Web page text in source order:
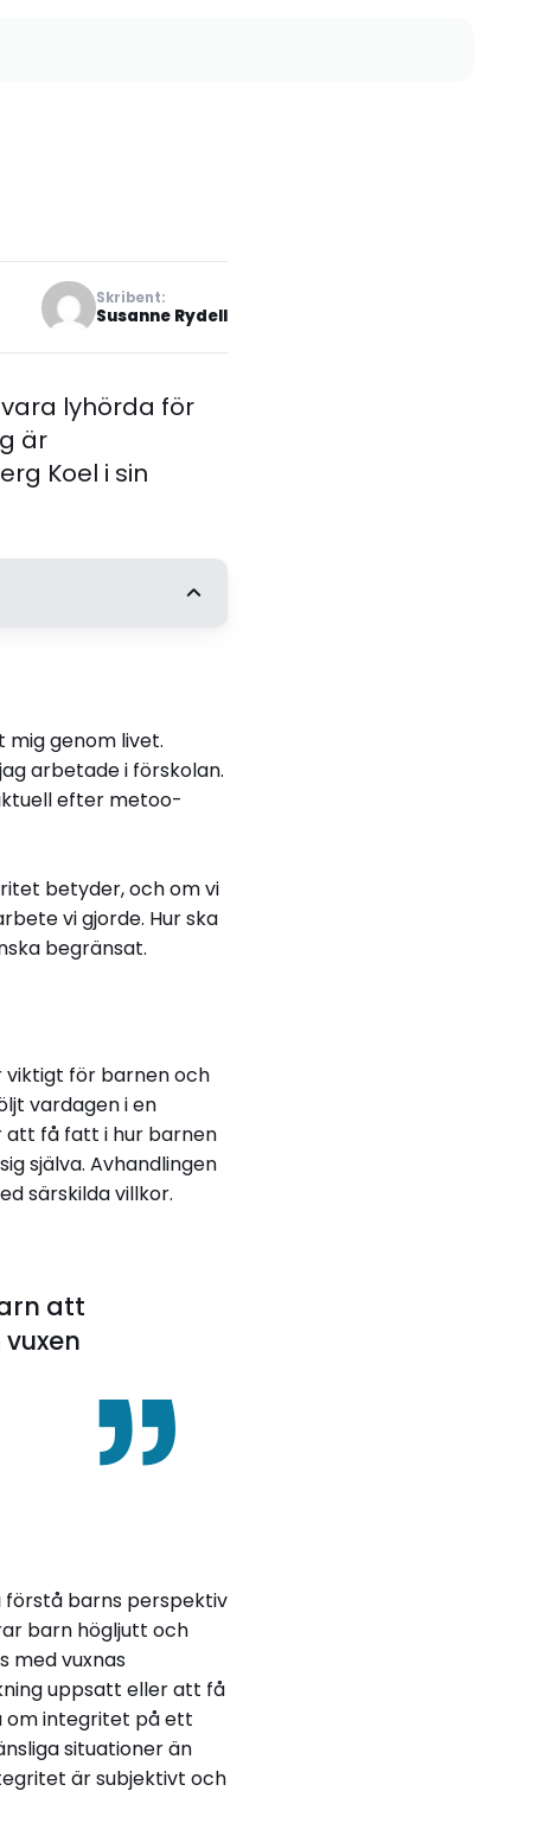
Skribent:
Susanne Rydell
lyhörda för
är
Koel i sin
genom livet.
arbetade i förskolan.
efter metoo-
betyder, och om vi
vi gjorde. Hur ska
begränsat.
viktigt för barnen och
vardagen i en
att få fatt i hur barnen
själva. Avhandlingen
särskilda villkor.
att
barns perspektiv
barn högljutt och
med vuxnas
uppsatt eller att få
om integritet på ett
situationer än
är subjektivt och